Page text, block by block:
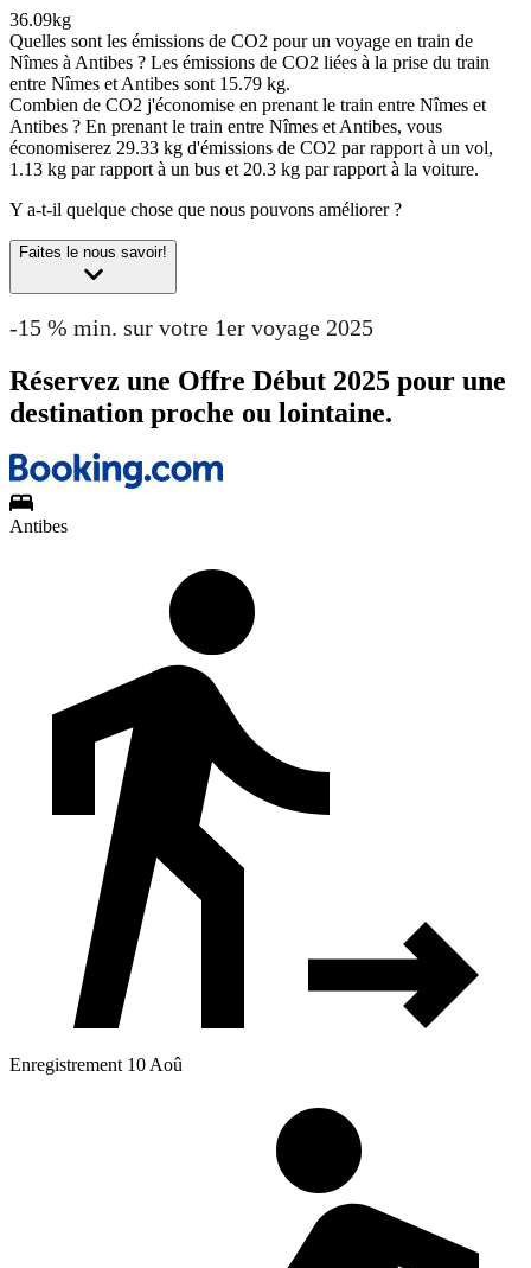
36.09kg
Quelles sont les émissions de CO2 pour un voyage en train de
Nîmes à Antibes ? Les émissions de CO2 liées à la prise du train
entre Nîmes et Antibes sont 15.79 kg.
Combien de CO2 j'économise en prenant le train entre Nîmes et
Antibes ? En prenant le train entre Nîmes et Antibes, vous
économiserez 29.33 kg d'émissions de CO2 par rapport à un vol,
1.13 kg par rapport à un bus et 20.3 kg par rapport à la voiture.
Y a-t-il quelque chose que nous pouvons améliorer ?
Faites le nous savoir!
-15 % min. sur votre 1er voyage 2025
Réservez une Offre Début 2025 pour une
destination proche ou lointaine.
Antibes
Enregistrement 10 Aoû